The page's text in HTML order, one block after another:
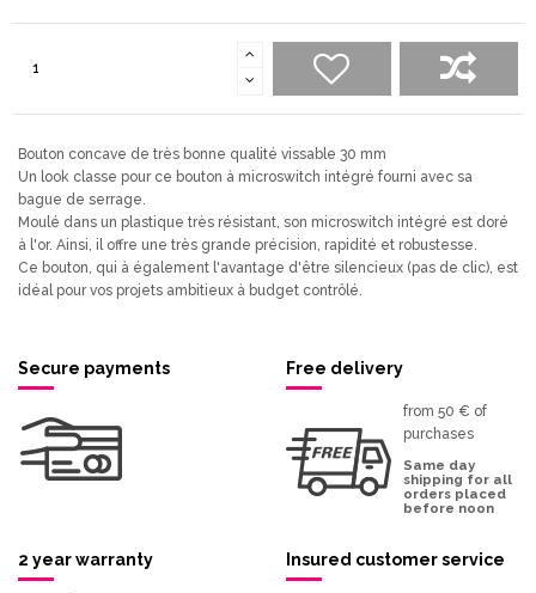
Bouton concave de très bonne qualité vissable 30 mm
Un look classe pour ce bouton à microswitch intégré fourni avec sa
bague de serrage.
Moulé dans un plastique très résistant, son microswitch intégré est doré
à l'or. Ainsi, il offre une très grande précision, rapidité et robustesse.
Ce bouton, qui à également l'avantage d'être silencieux (pas de clic), est
idéal pour vos projets ambitieux à budget contrôlé.
Secure payments Free delivery
from 50 € of
purchases
Same day
shipping for all
orders placed
before noon
2 year warranty Insured customer service